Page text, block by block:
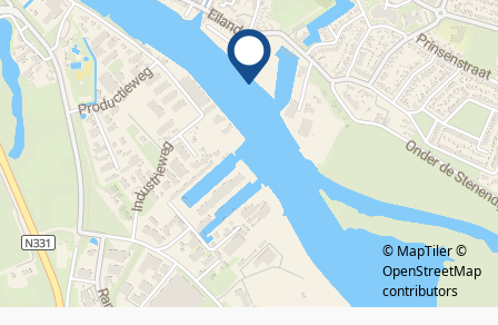
© MapTiler ©
OpenStreetMap
contributors